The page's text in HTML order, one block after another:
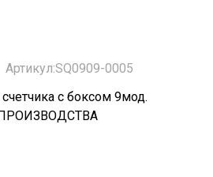
Артикул:SQ0909-0005
с боксом 9мод.
ПРОИЗВОДСТВА